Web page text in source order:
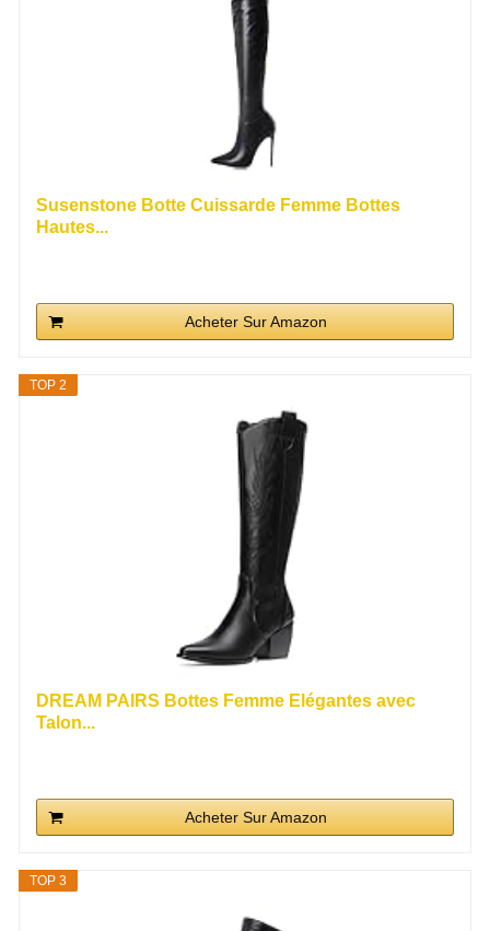
Susenstone Botte Cuissarde Femme Bottes
Hautes...
Acheter Sur Amazon
TOP 2
DREAM PAIRS Bottes Femme Elégantes avec
Talon...
Acheter Sur Amazon
TOP 3